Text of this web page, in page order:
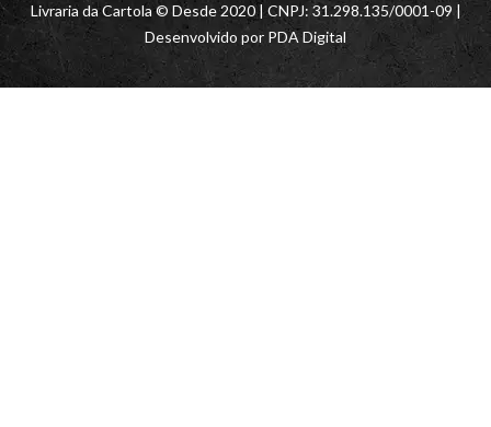
Livraria da Cartola © Desde 2020 | CNPJ: 31.298.135/0001-09 |
Desenvolvido por PDA Digital